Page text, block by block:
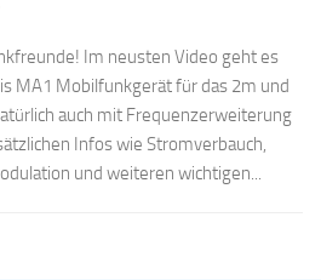
Im neusten Video geht es
MA1 Mobilfunkgerät für das 2m und
auch mit Frequenzerweiterung
Infos wie Stromverbauch,
und weiteren wichtigen...